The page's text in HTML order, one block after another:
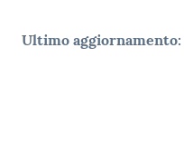
Ultimo aggiornamento: